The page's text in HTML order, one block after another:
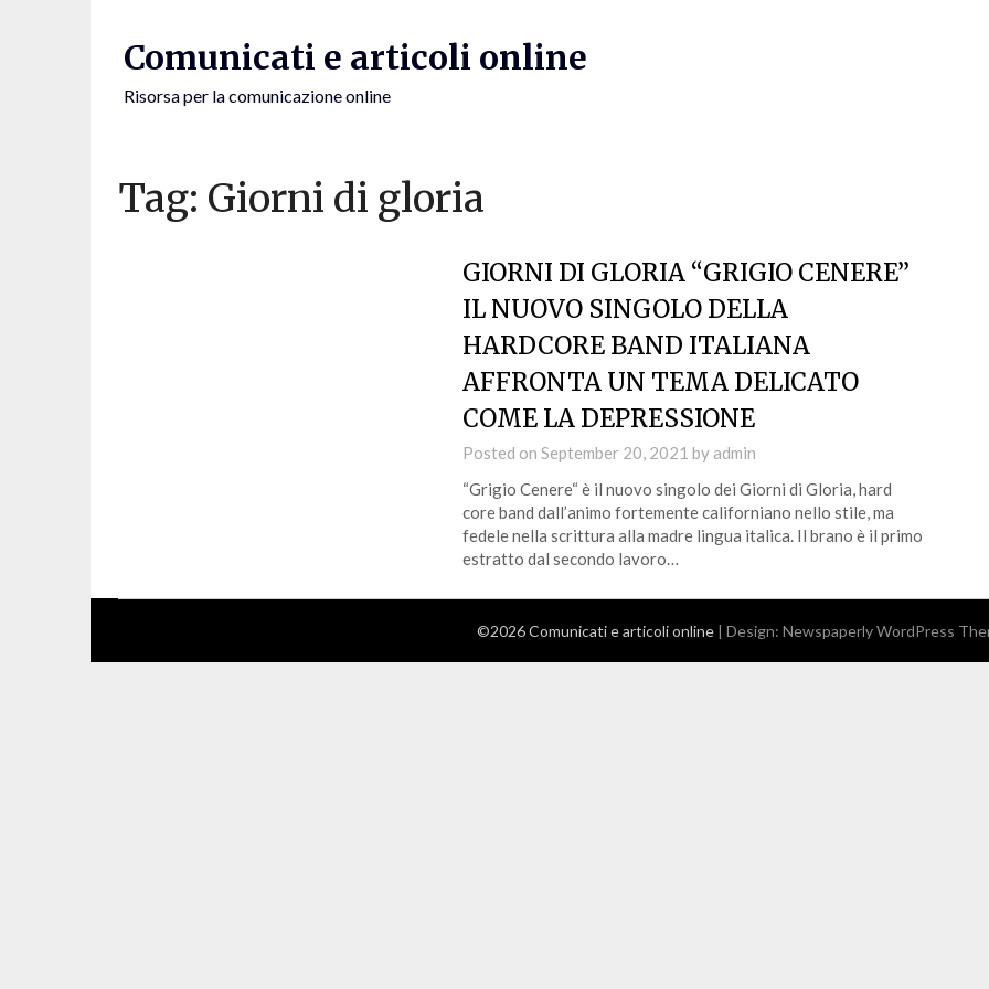
Comunicati e articoli online
Risorsa per la comunicazione online
Tag: Giorni di gloria
GIORNI DI GLORIA “GRIGIO CENERE”
IL NUOVO SINGOLO DELLA
HARDCORE BAND ITALIANA
AFFRONTA UN TEMA DELICATO
COME LA DEPRESSIONE
Posted on September 20, 2021 by admin
“Grigio Cenere“ è il nuovo singolo dei Giorni di Gloria, hard
core band dall’animo fortemente californiano nello stile, ma
fedele nella scrittura alla madre lingua italica. Il brano è il primo
estratto dal secondo lavoro…
©2026 Comunicati e articoli online | Design: Newspaperly WordPress